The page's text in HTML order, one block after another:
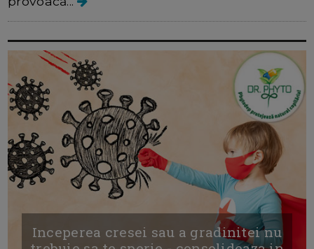
Inceperea cresei sau a gradinitei nu